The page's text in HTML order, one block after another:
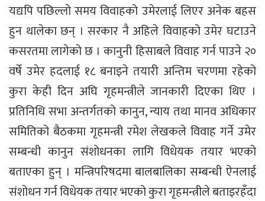
यद्यपि पछिल्लो समय विवाहको उमेरलाई लिएर अनेक बहस
हुन थालेका छन् । सरकार नै अहिले विवाहको उमेर घटाउने
कसरतमा लागेको छ । कानुनी हिसाबले विवाह गर्न पाउने २०
वर्षे उमेर हदलाई १८ बनाइने तयारी अन्तिम चरणमा रहेको
कुरा केही दिन अघि गृहमन्त्रीले जानकारी दिएका थिए ।
प्रतिनिधि सभा अन्तर्गतको कानुन, न्याय तथा मानव अधिकार
समितिको बैठकमा गृहमन्त्री रमेश लेखकले विवाह गर्ने उमेर
सम्बन्धी कानुन संशोधनका लागि विधेयक तयार भएको
बताएका हुन् । मन्त्रिपरिषदमा बालबालिका सम्बन्धी ऐनलाई
संशोधन गर्न विधेयक तयार भएको कुरा गृहमन्त्रीले बताइरहँदा